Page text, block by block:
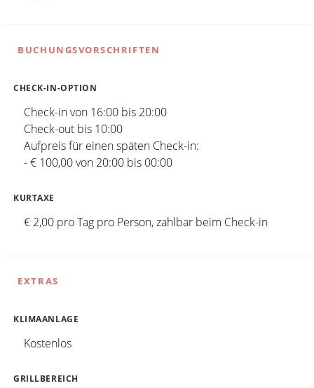
BUCHUNGSVORSCHRIFTEN
CHECK-IN-OPTION
Check-in von 16:00 bis 20:00
Check-out bis 10:00
Aufpreis für einen späten Check-in:
- € 100,00 von 20:00 bis 00:00
KURTAXE
€ 2,00 pro Tag pro Person, zahlbar beim Check-in
EXTRAS
KLIMAANLAGE
Kostenlos
GRILLBEREICH